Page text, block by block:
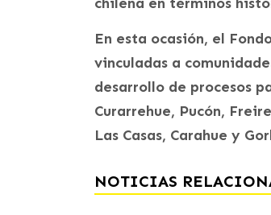
En esta ocasión, el
vinculadas a
desarrollo de procesos
Curarrehue, Pucón,
Las Casas, Carahue y
NOTICIAS